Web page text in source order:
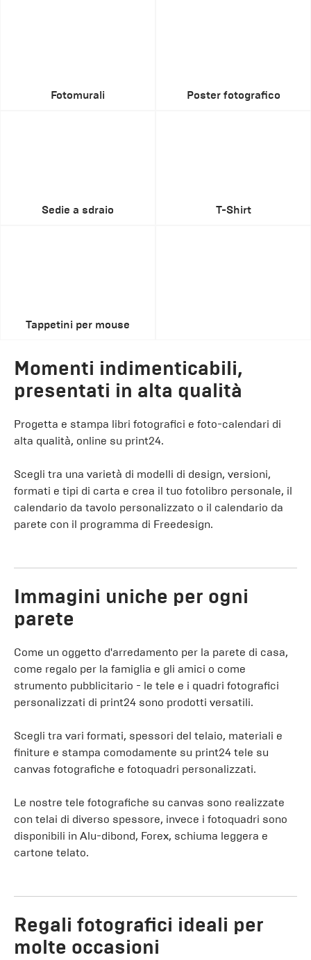
Fotomurali Poster fotografico
Sedie a sdraio T-Shirt
Tappetini per mouse
Momenti indimenticabili,
presentati in alta qualità
Progetta e stampa libri fotografici e foto-calendari di
alta qualità, online su print24.
Scegli tra una varietà di modelli di design, versioni,
formati e tipi di carta e crea il tuo fotolibro personale, il
calendario da tavolo personalizzato o il calendario da
parete con il programma di Freedesign.
Immagini uniche per ogni
parete
Come un oggetto d'arredamento per la parete di casa,
come regalo per la famiglia e gli amici o come
strumento pubblicitario - le tele e i quadri fotografici
personalizzati di print24 sono prodotti versatili.
Scegli tra vari formati, spessori del telaio, materiali e
finiture e stampa comodamente su print24 tele su
canvas fotografiche e fotoquadri personalizzati.
Le nostre tele fotografiche su canvas sono realizzate
con telai di diverso spessore, invece i fotoquadri sono
disponibili in Alu-dibond, Forex, schiuma leggera e
cartone telato.
Regali fotografici ideali per
molte occasioni